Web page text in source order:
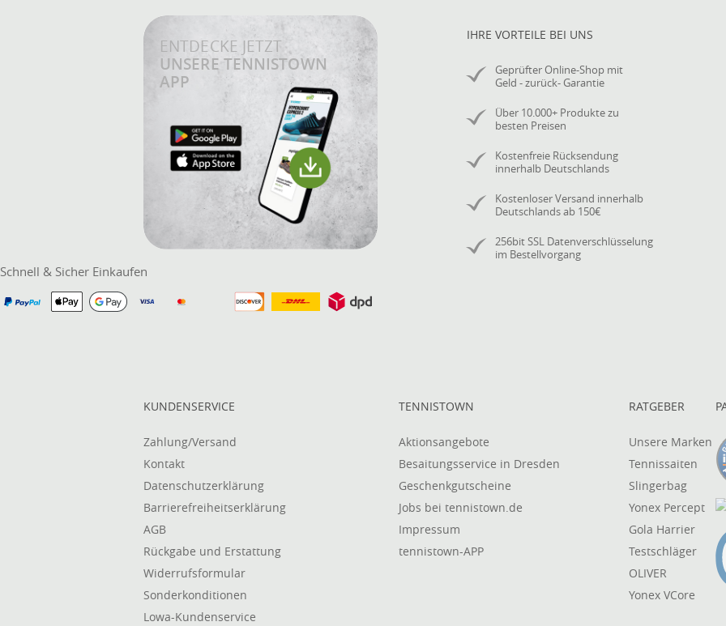
ENTDECKE JETZT
UNSERE TENNISTOWN
APP
IHRE VORTEILE BEI UNS
Geprüfter Online-Shop mit
Geld - zurück- Garantie
Über 10.000+ Produkte zu
besten Preisen
Kostenfreie Rücksendung
innerhalb Deutschlands
Kostenloser Versand innerhalb
Deutschlands ab 150€
256bit SSL Datenverschlüsselung
im Bestellvorgang
Schnell & Sicher Einkaufen
KUNDENSERVICE
Zahlung/Versand
Kontakt
Datenschutzerklärung
Barrierefreiheitserklärung
AGB
Rückgabe und Erstattung
Widerrufsformular
Sonderkonditionen
Lowa-Kundenservice
TENNISTOWN
Aktionsangebote
Besaitungsservice in Dresden
Geschenkgutscheine
Jobs bei tennistown.de
Impressum
tennistown-APP
RATGEBER
Unsere Marken
Tennissaiten
Slingerbag
Yonex Percept
Gola Harrier
Testschläger
OLIVER
Yonex VCore